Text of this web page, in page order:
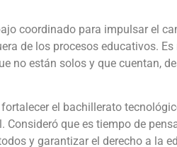
coordinado para impulsar el
de los procesos educativos.
no están solos y que cuentan,
el bachillerato
que es tiempo de
y garantizar el derecho a la